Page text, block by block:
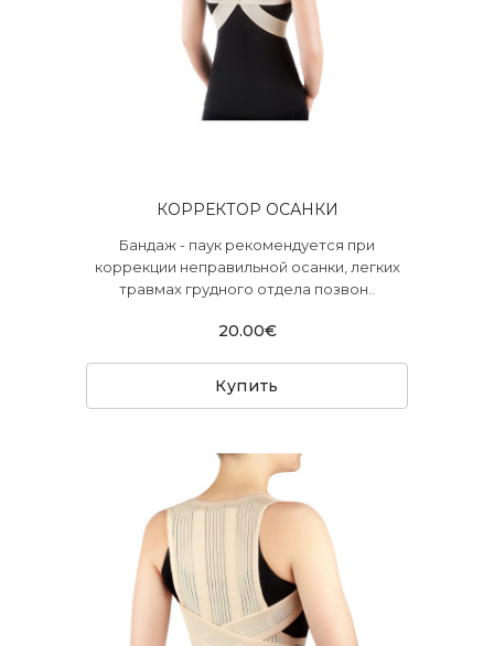
КОРРЕКТОР ОСАНКИ
Бандаж - паук рекомендуется при
коррекции неправильной осанки, легких
травмах грудного отдела позвон..
20.00€
Купить